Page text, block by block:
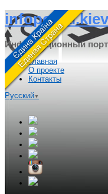
Информационный
Главная
О проекте
Контакты
Русский ▼